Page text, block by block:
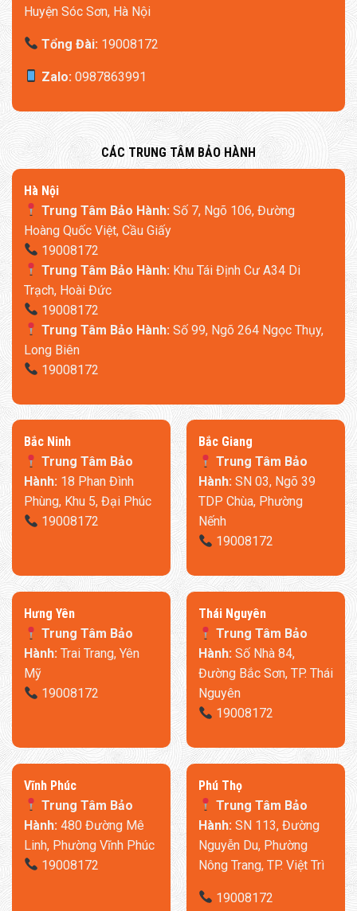
Huyện Sóc Sơn, Hà Nội
Tổng Đài: 19008172
Zalo: 0987863991
​CÁC TRUNG TÂM BẢO HÀNH
​Hà Nội
Trung Tâm Bảo Hành: Số 7, Ngõ 106, Đường
Hoàng Quốc Việt, Cầu Giấy
19008172
Trung Tâm Bảo Hành: Khu Tái Định Cư A34 Di
Trạch, Hoài Đức
19008172
Trung Tâm Bảo Hành: Số 99, Ngõ 264 Ngọc Thụy,
Long Biên
19008172
​Bắc Ninh
Trung Tâm Bảo
Hành:18 Phan Đình
Phùng, Khu 5, Đại Phúc
19008172
​Bắc Giang
Trung Tâm Bảo
Hành:SN 03, Ngõ 39
TDP Chùa, Phường
Nếnh
19008172
​Hưng Yên
Trung Tâm Bảo
Hành:Trai Trang, Yên
Mỹ
19008172
Thái Nguyên
Trung Tâm Bảo
Hành:Số Nhà 84,
Đường Bắc Sơn, TP. Thái
Nguyên
19008172
​Vĩnh Phúc
Trung Tâm Bảo
Hành: 480 Đường Mê
Linh, Phường Vĩnh Phúc
19008172
​Phú Thọ
Trung Tâm Bảo
Hành: SN 113, Đường
Nguyễn Du, Phường
Nông Trang, TP. Việt Trì
19008172